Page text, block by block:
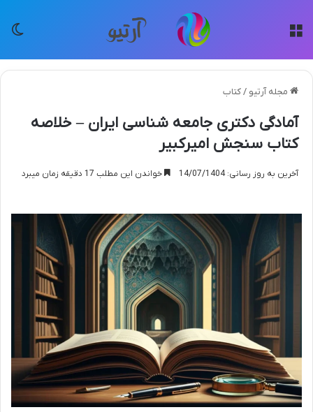
مجله آرتیو /کتاب
آمادگی دکتری جامعه شناسی ایران – خلاصه
کتاب سنجش امیرکبیر
آخرین به روز رسانی: 14/07/1404 خواندن این مطلب 17 دقیقه زمان میبرد